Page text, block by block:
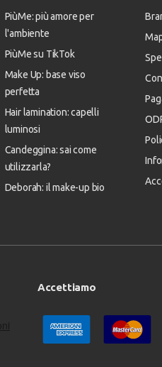
PiùMe: più amore per
l'ambiente
PiùMe su TikTok
Make Up: base viso
perfetta
Hair lamination: capelli
luminosi
Candeggina: sai come
utilizzarla?
Deborah: il make-up bio
Accettiamo